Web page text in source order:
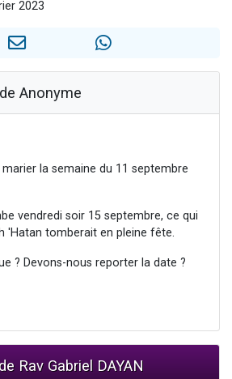
vient de donner son Maasser
de donner son Maasser
2023
Anonyme
la semaine du 11 septembre
vendredi soir 15 septembre, ce qui
'Hatan tomberait en pleine fête.
? Devons-nous reporter la date ?
Rav Gabriel DAYAN